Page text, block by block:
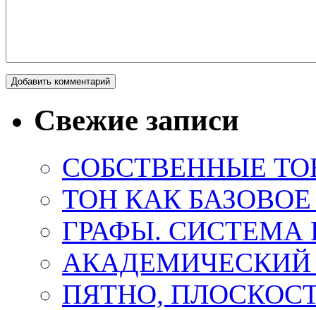
Свежие записи
СОБСТВЕННЫЕ
ТОН КАК
ГРАФЫ. СИСТЕМА
ПЯТНО,